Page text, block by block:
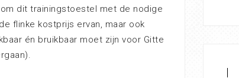
dit trainingstoestel met de nodige
flinke kostprijs ervan, maar ook
én bruikbaar moet zijn voor Gitte